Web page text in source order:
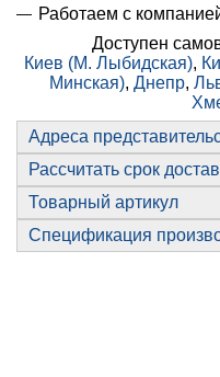
Работаем с
Доступен
Киев (М. Лыбидская),
Минская), Днепр,
Адреса
Рассчитать срок
Товарный артикул
Спецификация